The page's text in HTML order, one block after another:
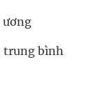
ương
trung bình